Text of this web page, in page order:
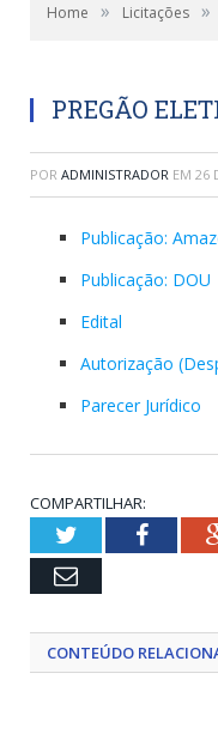
Home » Licitações »
PREGÃO
POR ADMINISTRADOR EM 26
Publicação:
Publicação: DOU
Edital
Autorização
Parecer Jurídico
COMPARTILHAR:
Twitter
Email
CONTEÚDO